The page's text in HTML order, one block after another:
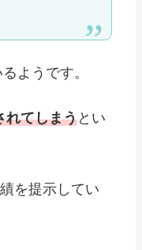
ようです。
れてしまうとい
を提示してい